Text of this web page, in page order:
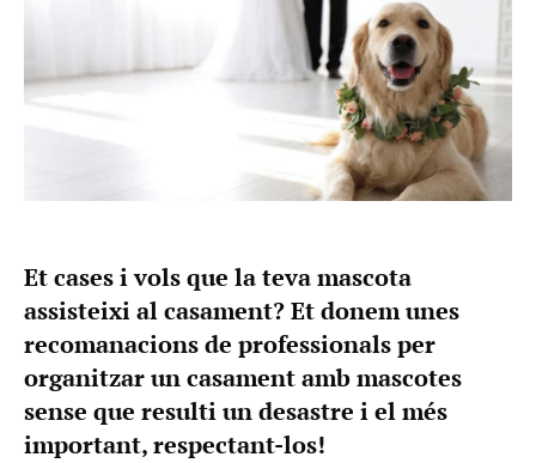
Et cases i vols que la teva mascota
assisteixi al casament? Et donem unes
recomanacions de professionals per
organitzar un casament amb mascotes
sense que resulti un desastre i el més
important, respectant-los!